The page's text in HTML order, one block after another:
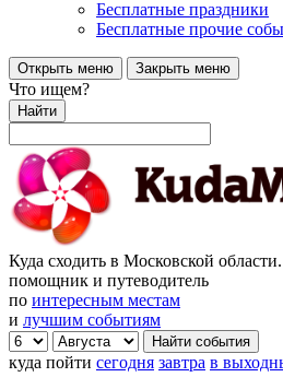
Бесплатные праздники
Бесплатные прочие
Открыть меню Закрыть меню
Что ищем?
Найти
Куда сходить в Московской
помощник и путеводитель
по интересным местам
и лучшим событиям
куда пойти сегодня завтра в